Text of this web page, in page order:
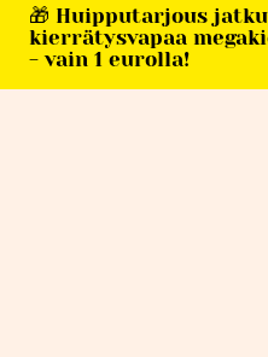
🎁 Huipputarjous
kierrätysvapaa
- vain 1 eurolla!